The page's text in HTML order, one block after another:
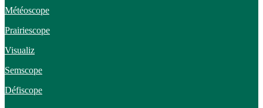
Météoscope
Prairiescope
Visualiz
Semscope
Défiscope